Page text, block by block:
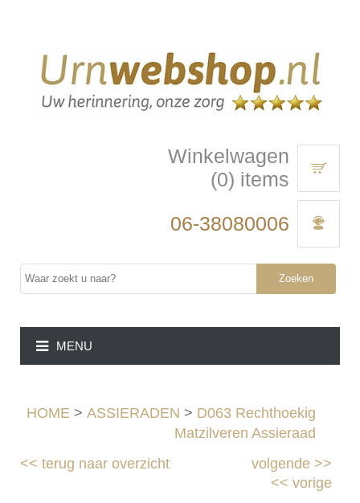
Winkelwagen
(0) items
06-38080006
Zoeken
MENU
HOME > ASSIERADEN > D063 Rechthoekig
Matzilveren Assieraad
<<terug naar overzicht volgende>>
<< vorige